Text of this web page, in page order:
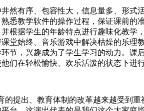
然有序、包容性大，信息量多、形式
悉教学软件的操作过程，保证课前的
根据学生的年龄特点进行趣味化教学
堂始终、音乐游戏中解决枯燥的乐理
节，兴趣成为了学生学习的动力。课
们在轻松愉快、欢乐活泼的状态下进
提出、教育体制的改革越来越受到